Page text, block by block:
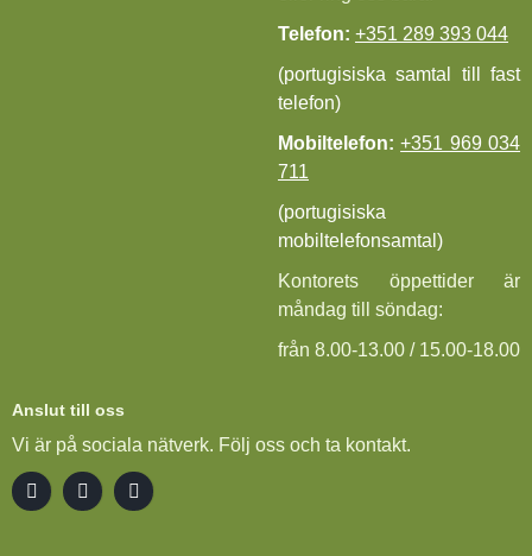
Telefon: +351 289 393 044
(portugisiska samtal till fast
telefon)
Mobiltelefon: +351 969 034
711
(portugisiska
mobiltelefonsamtal)
Kontorets öppettider är
måndag till söndag:
från 8.00-13.00 / 15.00-18.00
Anslut till oss
Vi är på sociala nätverk. Följ oss och ta kontakt.